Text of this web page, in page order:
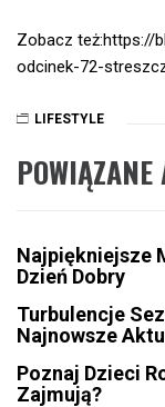
Zobacz też:https://
odcinek-72-
LIFESTYLE
Najpiękniejsze
Dzień Dobry
Turbulencje
Najnowsze
Poznaj Dzieci
Zajmują?